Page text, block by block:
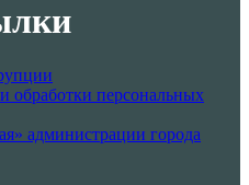
обработки персональных
администрации города